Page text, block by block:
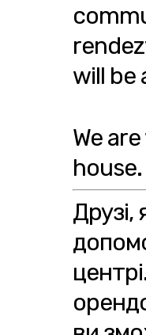
will be
We
house.